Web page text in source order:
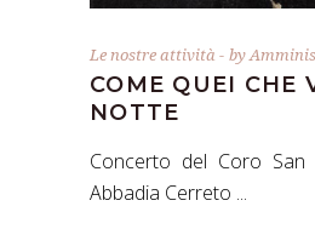
Le nostre attività by
COME QUEI CHE
NOTTE
Concerto del Coro
Abbadia Cerreto